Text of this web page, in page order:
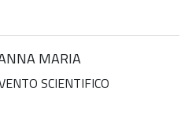
MARIA
SCIENTIFICO